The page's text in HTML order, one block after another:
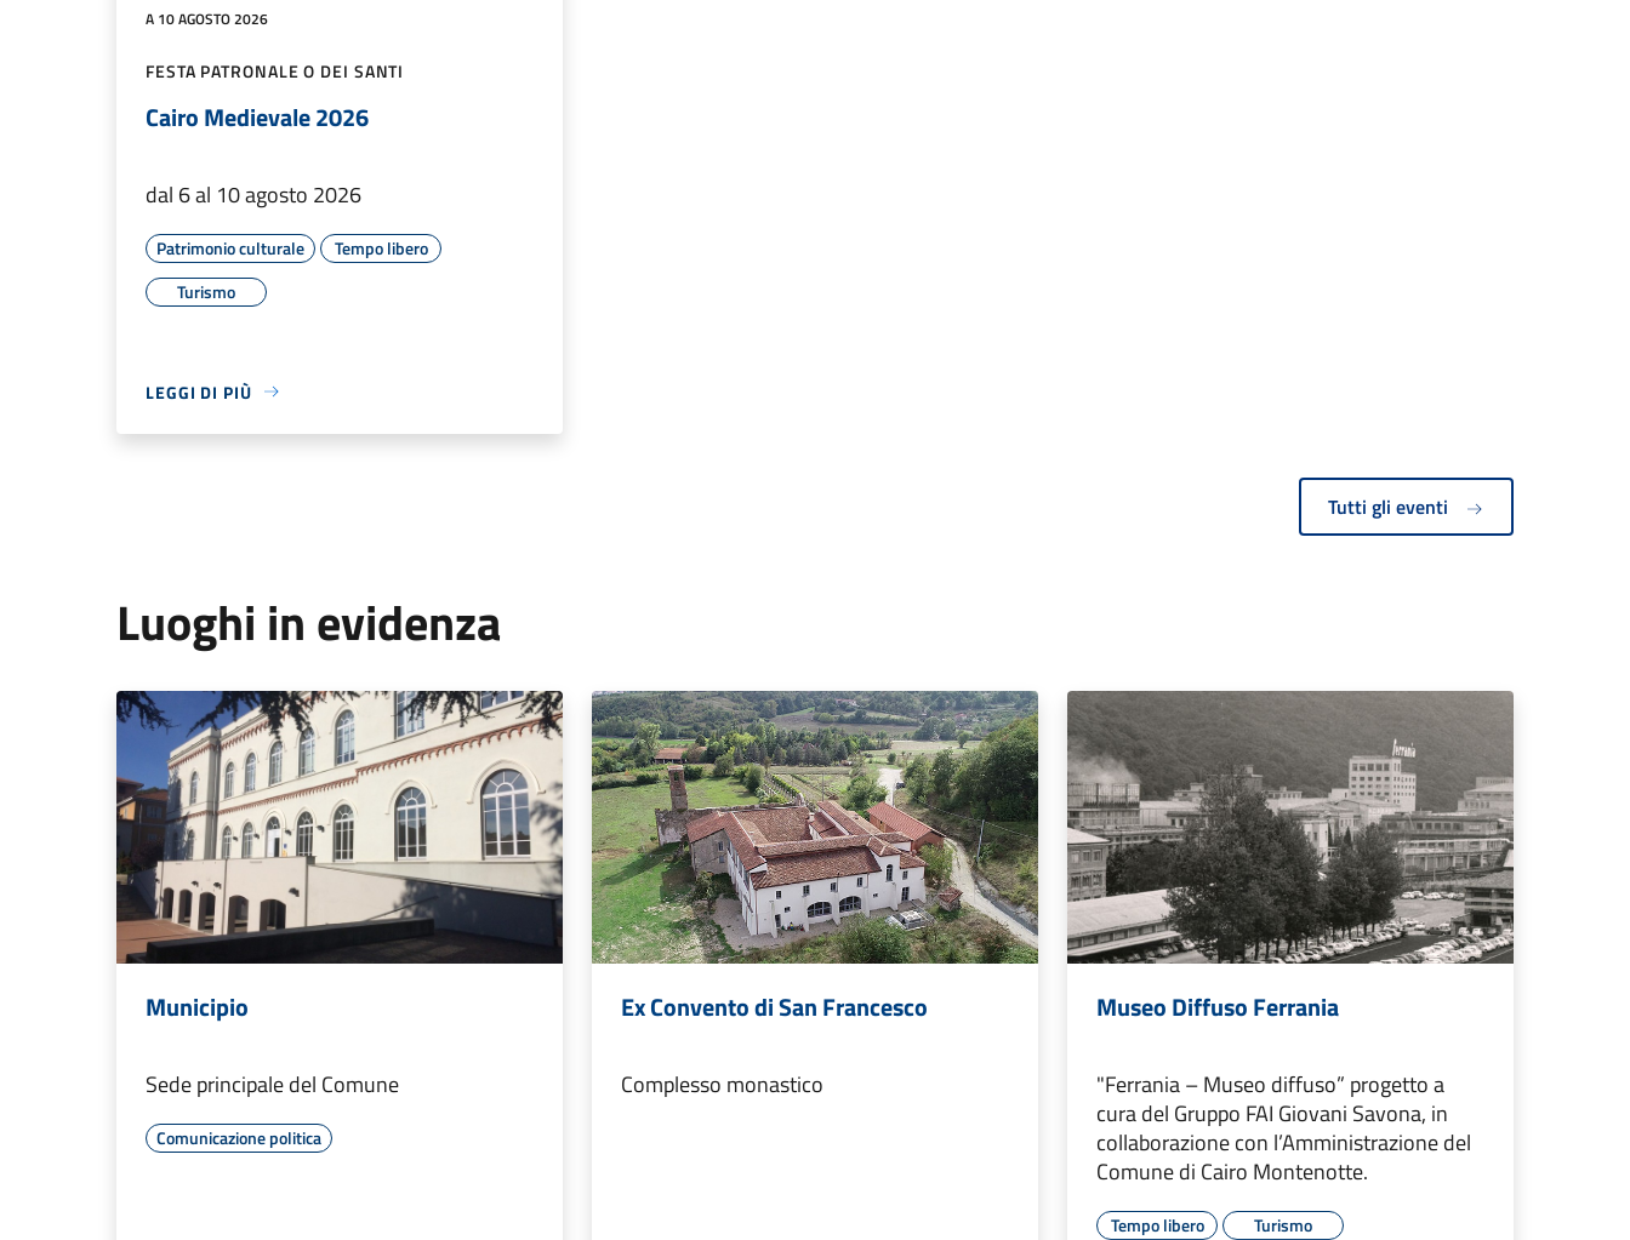
A 10 AGOSTO 2026
FESTA PATRONALE O DEI SANTI
Cairo Medievale 2026
dal 6 al 10 agosto 2026
Patrimonio culturale
Tempo libero
Turismo
LEGGI DI PIÙ
Tutti gli eventi
Luoghi in evidenza
Municipio
Sede principale del Comune
Comunicazione politica
Ex Convento di San Francesco
Complesso monastico
Museo Diffuso Ferrania
"Ferrania – Museo diffuso” progetto a
cura del Gruppo FAI Giovani Savona, in
collaborazione con l’Amministrazione del
Comune di Cairo Montenotte.
Tempo libero Turismo